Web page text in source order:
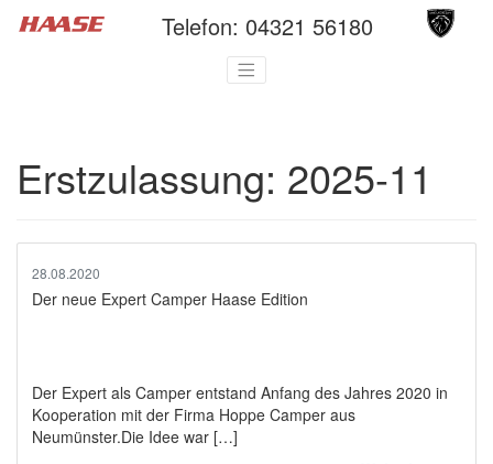
Telefon: 04321 56180
Erstzulassung: 2025-11
28.08.2020
Der neue Expert Camper Haase Edition
Der Expert als Camper entstand Anfang des Jahres 2020 in
Kooperation mit der Firma Hoppe Camper aus
Neumünster.Die Idee war […]